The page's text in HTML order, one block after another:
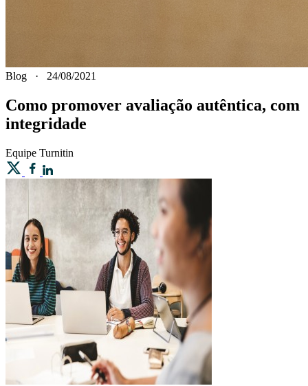
Blog · 24/08/2021
Como promover avaliação autêntica, com
integridade
Equipe Turnitin